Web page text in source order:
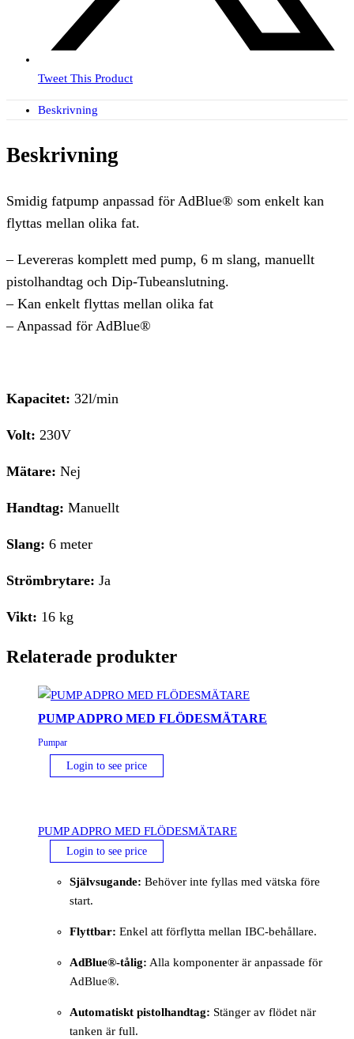
Tweet This Product
Beskrivning
Beskrivning
Smidig fatpump anpassad för AdBlue® som enkelt kan
flyttas mellan olika fat.
– Levereras komplett med pump, 6 m slang, manuellt
pistolhandtag och Dip-Tubeanslutning.
– Kan enkelt flyttas mellan olika fat
– Anpassad för AdBlue®
Kapacitet: 32l/min
Volt: 230V
Mätare: Nej
Handtag: Manuellt
Slang: 6 meter
Strömbrytare: Ja
Vikt: 16 kg
Relaterade produkter
PUMP ADPRO MED FLÖDESMÄTARE
Pumpar
Login to see price
PUMP ADPRO MED FLÖDESMÄTARE
Login to see price
Självsugande: Behöver inte fyllas med vätska före
start.
Flyttbar: Enkel att förflytta mellan IBC-behållare.
AdBlue®-tålig: Alla komponenter är anpassade för
AdBlue®.
Automatiskt pistolhandtag: Stänger av flödet när
tanken är full.